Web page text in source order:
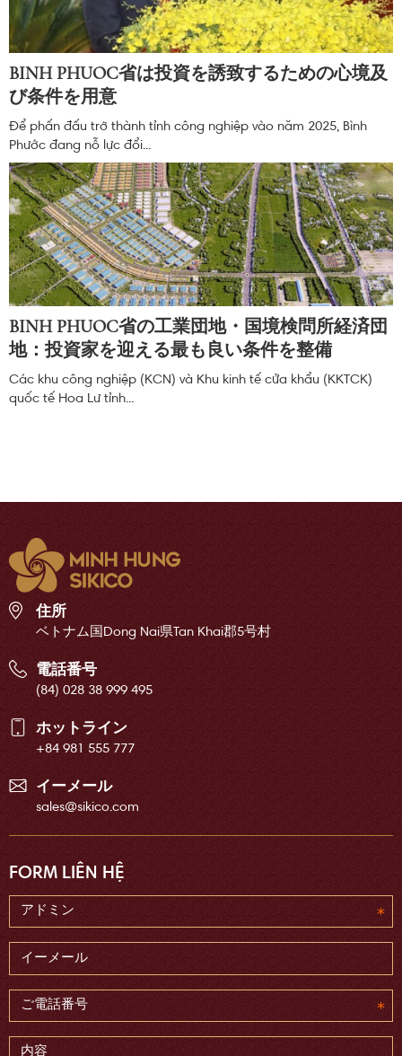
BINH PHUOC省は投資を誘致するための心境及
び条件を用意
Để phấn đấu trở thành tỉnh công nghiệp vào năm 2025, Bình
Phước đang nỗ lực đổi...
BINH PHUOC省の工業団地・国境検問所経済団
地：投資家を迎える最も良い条件を整備
Các khu công nghiệp (KCN) và Khu kinh tế cửa khẩu (KKTCK)
quốc tế Hoa Lư tỉnh...
住所
ベトナム国Dong Nai県Tan Khai郡5号村
電話番号
(84) 028 38 999 495
ホットライン
+84 981 555 777
イーメール
sales@sikico.com
FORM LIÊN HỆ